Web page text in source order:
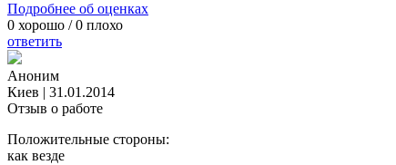
Подробнее об оценках
0 хорошо /0 плохо
ответить
Аноним
Киев | 31.01.2014
Отзыв о работе
Положительные стороны:
как везде